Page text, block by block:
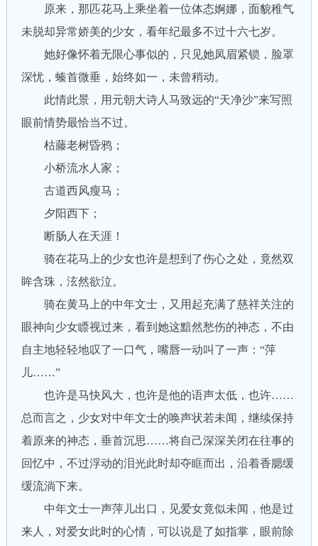
原来，那匹花马上乘坐着一位体态婀娜，面貌稚气
未脱却异常娇美的少女，看年纪最多不过十六七岁。
她好像怀着无限心事似的，只见她凤眉紧锁，脸罩
深忧，螓首微垂，始终如一，未曾稍动。
此情此景，用元朝大诗人马致远的“天净沙”来写照
眼前情势最恰当不过。
枯藤老树昏鸦；
小桥流水人家；
古道西风瘦马；
夕阳西下；
断肠人在天涯！
骑在花马上的少女也许是想到了伤心之处，竟然双
眸含珠，泫然欲泣。
骑在黄马上的中年文士，又用起充满了慈祥关注的
眼神向少女瞟视过来，看到她这黯然愁伤的神态，不由
自主地轻轻地叹了一口气，嘴唇一动叫了一声：“萍
儿……”
也许是马快风大，也许是他的语声太低，也许……
总而言之，少女对中年文士的唤声状若未闻，继续保持
着原来的神态，垂首沉思……将自己深深关闭在往事的
回忆中，不过浮动的泪光此时却夺眶而出，沿着香腮缓
缓流淌下来。
中年文士一声萍儿出口，见爱女竟似未闻，他是过
来人，对爱女此时的心情，可以说是了如指掌，眼前除